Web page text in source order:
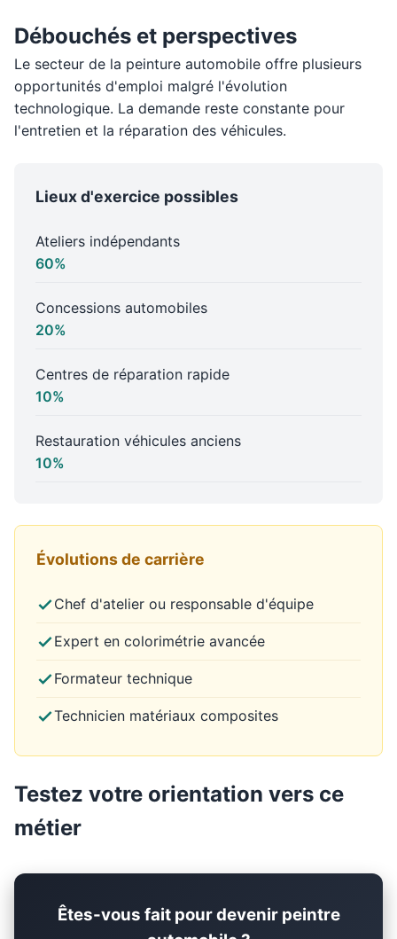
Débouchés et perspectives
Le secteur de la peinture automobile offre plusieurs
opportunités d'emploi malgré l'évolution
technologique. La demande reste constante pour
l'entretien et la réparation des véhicules.
Lieux d'exercice possibles
Ateliers indépendants
60%
Concessions automobiles
20%
Centres de réparation rapide
10%
Restauration véhicules anciens
10%
Évolutions de carrière
Chef d'atelier ou responsable d'équipe
Expert en colorimétrie avancée
Formateur technique
Technicien matériaux composites
Testez votre orientation vers ce
métier
Êtes-vous fait pour devenir peintre